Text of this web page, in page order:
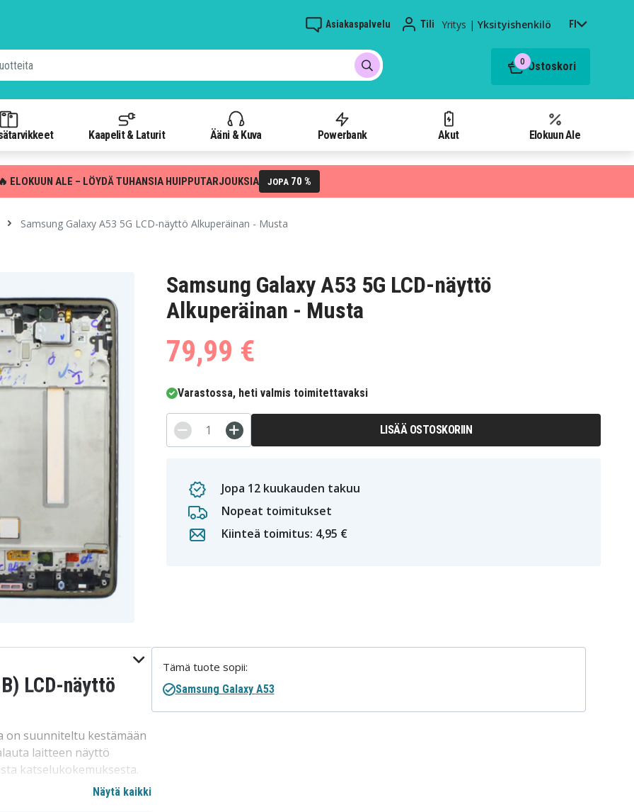
Asiakaspalvelu Tili Yritys | Yksityishenkilö FI
0 Ostoskori
Kaapelit & Laturit Ääni & Kuva Powerbank Akut Elokuun Ale
ELOKUUN ALE – LÖYDÄ TUHANSIA HUIPPUTARJOUKSIA JOPA 70 %
Samsung Galaxy A53 5G LCD-näyttö Alkuperäinan - Musta
Samsung Galaxy A53 5G LCD-näyttö
Alkuperäinan - Musta
79,99 €
Varastossa, heti valmis toimitettavaksi
LISÄÄ OSTOSKORIIN
Jopa 12 kuukauden takuu
Nopeat toimitukset
Kiinteä toimitus: 4,95 €
LCD-näyttö
on suunniteltu kestämään
laitteen näyttö
katselukokemuksesta.
halkeilleiden,
Näytä kaikki
Tämä tuote sopii:
Samsung Galaxy A53